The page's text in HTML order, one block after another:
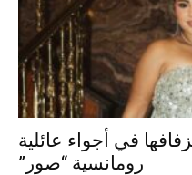
في أجواء عائلية
رومانسية “صور”